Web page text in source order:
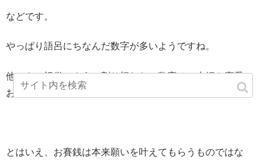
などです。
やっぱり語呂にちなんだ数字が多いようですね。
他にもご祝儀のように割り切れない数字は、夫婦や恋愛に
おいて縁起がいいとされているようですよ。
とはいえ、お賽銭は本来願いを叶えてもらうものではな